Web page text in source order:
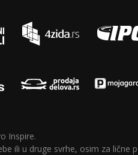
Inspire.
ili u druge svrhe, osim za lične